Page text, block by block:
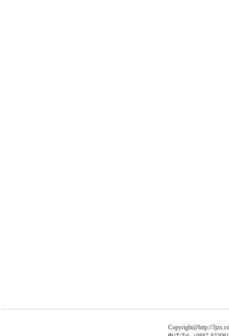
Copyright@http://